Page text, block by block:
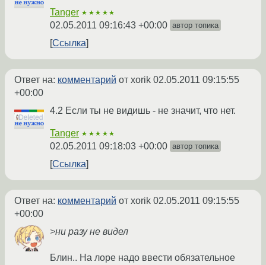
Tanger ★★★★★
02.05.2011 09:16:43 +00:00 автор топика
Ссылка
Ответ на: комментарий от xorik 02.05.2011 09:15:55
+00:00
4.2 Если ты не видишь - не значит, что нет.
Tanger ★★★★★
02.05.2011 09:18:03 +00:00 автор топика
Ссылка
Ответ на: комментарий от xorik 02.05.2011 09:15:55
+00:00
>ни разу не видел
Блин.. На лоре надо ввести обязательное